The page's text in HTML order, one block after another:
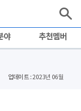
야 추천멤버
업데이트 : 2023년 06월